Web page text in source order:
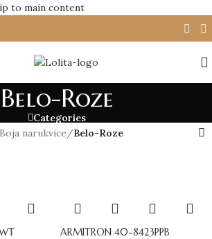
to main content
Belo-Roze
Categories
narukvice/Belo-Roze
ARMITRON 40-8423PPB